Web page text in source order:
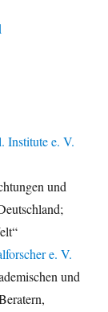
Institute e. V.
und
e. V.
und